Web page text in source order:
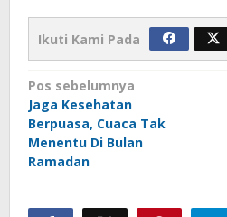
Ikuti Kami Pada
Navigasi
pos
Pos sebelumnya
Jaga Kesehatan
Berpuasa, Cuaca Tak
Menentu Di Bulan
Ramadan